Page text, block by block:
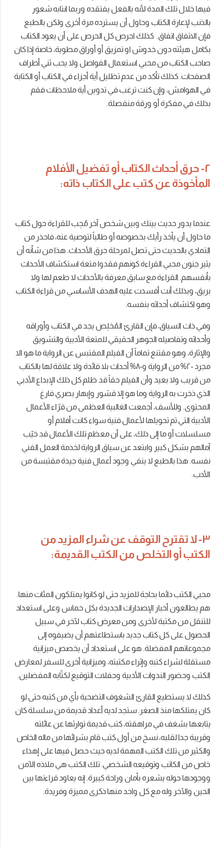
فيها خلال تلك المدة لأنه بالفعل يفتقده وربما انتابه شعور
بالذنب لإعارة الكتاب وحاول أن يسترده مرة أخرى ولكن بالطبع
فإن الاتفاق اتفاق. كذلك احرص كل الحرص على أن يعود الكتاب
بكامل هيئته دون خدوش او تمزيق أو أوراق مطوية، خاصة إذا كان
صاحب الكتاب من محبي استعمال الفواصل ولا يحب ثني أطراف
الصفحات. كذلك تأكد من عدم تظليل أية أجزاء في الكتاب أو الكتابة
في الهوامش، وإن كنت ترغب في تدوين أية ملاحظات فقم
بذلك في مفكرة أو ورقة منفصلة.
٢- حرق أحداث الكتاب أو تفضيل الأفلام
المأخوذة عن كتب على الكتاب ذاته:
عندما يدور حديث بينك وبين شخص آخر مُحِب للقراءة حول كتاب
ما حاول أن يأخذ رأيك بخصوصه أو طالباً لتوصية عنه، فاحذر من
التمادي بالحديث حتى تصل لمرحلة حرق الأحداث. هذا من شأنه أن
يثير جنون محبي القراءة كونهم فقدوا متعة استكشاف الأحداث
بأنفسهم. القراءة مع سابق معرفة بالأحداث لا طعم لها ولا
بريق، وبذلك أنت أفسدت عليه الهدف الأساسي من قراءة الكتاب
وهو اكتشاف أحداثه بنفسه.
وفي ذات السياق، فإن القارئ المُخلِص يجد في الكتاب وأوراقه
وأحداثه وتفاصيله الجوهر الحقيقي للمتعة الأدبية والتشويق
والإثارة، وهو مقتنع تماماً أن الفيلم المقتبس عن الرواية ما هو الا
مجرد ٢٠% من الرواية و٨٠% أحداث بلا فائدة ولا علاقة لها بالكتاب
من قريب ولا بعيد وأن الفيلم حقاً قد ظلم كل ذلك الإبداع الأدبي
الذي ذخرت به الرواية وما هو إلا قشور وإبهار بصري فارغ
المحتوى. وللأسف، أجمعت الغالبية العظمى من قرّاء الأعمال
الأدبية التي تم تحويلها لأعمال فنية سواء كانت أفلام أو
مسلسلات أو ما إلى ذلك، على أن معظم تلك الأعمال قد خيّب
آمالهم بشكل كبير وابتعد عن سياق الرواية لخدمة العمل الفني
نفسه. هذا بالطبع لا ينفي وجود أعمال فنية جيدة مقتبسة من
الأدب.
٣- لا تقترح التوقف عن شراء المزيد من
الكتب أو التخلص من الكتب القديمة:
محبي الكتب دائما بحاجة للمزيد حتى لو كانوا يمتلكون المئات منها.
هم يطالعون أخبار الإصدارات الجديدة بكل حماس وعلى استعداد
للتنقل من مكتبة لأخرى ومن معرض كتاب لآخر في سبيل
الحصول على كل كتاب جديد باستطاعتهم أن يضيفوه إلى
مجموعاتهم المفضلة. هو على استعداد أن يخصص ميزانية
مستقلة لشراء كتبه وإثراء مكتبته، وميزانية أخرى للسفر لمعارض
الكتب وحضور الندوات الأدبية وحفلات التوقيع لكتّابه المفضلين.
كذلك لا يستطيع القارئ الشغوف التضحية بأي من كتبه حتى لو
كان يمتلكها منذ الصغر. ستجد لديه أعداد قديمة من سلسلة كان
يتابعها بشغف في مراهقته، كتب قديمة توارثها عن عائلته
وقريبة جدا لقلبه، نسخ من أول كتب قام بشرائها من ماله الخاص
والكثير من تلك الكتب المهمة لديه حيث حصل فيها على إهداء
خاص من الكاتب وتوقيعه الشخصي. تلك الكتب هي ملاذه الآمن
ووجودها حوله يشعره بأمان وراحة كبيرة. إنه يعاود قراءتها بين
الحين والآخر وله مع كل واحد منها ذكرى مميزة وفريدة.